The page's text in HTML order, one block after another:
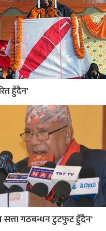
हुँदैन'
गठबन्धन टुटफुट हुँदैन'